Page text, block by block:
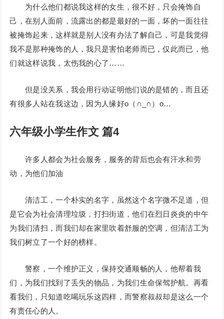
为什么他们都说我这样的女生，很不好，只会掩饰自
己，在别人面前，流露出的都是最好的一面，坏的一面往往
被掩饰起来，这样就是别人没有办法了解自己，可是我觉得
我不是那种掩饰的人，我只是害怕老师而已，仅此而已，他
们就这样说我，太伤我的心了……
但是没关系，我会用行动证明他们说的是错的，而且还
有很多人站在我这边，因为人缘好o（∩_∩）o…
六年级小学生作文 篇4
许多人都会为社会服务，服务的背后也会有汗水和劳
动，为他们加油
清洁工，一个朴实的名字，虽然这个名字微不足道，但
是它会为社会清理垃圾，打扫街道，他们在烈日炎炎的中午
为我们清扫，而我们却在家里吹着舒服的空调，但清洁工为
我们树立了一个好的榜样。
警察，一个维护正义，保持交通顺畅的人，他帮着我
们，为我们找到了丢失的物品，为我们生命保驾护航。再看
看我们，只知道吃喝玩乐这四样，而警察叔叔却是这么一个
有责任心的人。